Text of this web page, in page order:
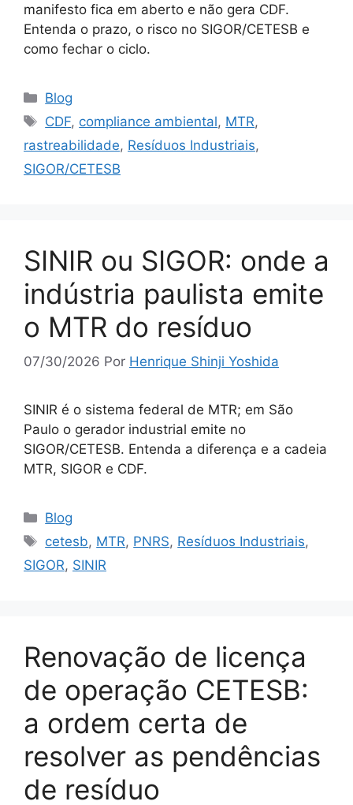
manifesto fica em aberto e não gera CDF.
Entenda o prazo, o risco no SIGOR/CETESB e
como fechar o ciclo.
Blog
CDF, compliance ambiental, MTR,
rastreabilidade, Resíduos Industriais,
SIGOR/CETESB
SINIR ou SIGOR: onde a
indústria paulista emite
o MTR do resíduo
07/30/2026 Por Henrique Shinji Yoshida
SINIR é o sistema federal de MTR; em São
Paulo o gerador industrial emite no
SIGOR/CETESB. Entenda a diferença e a cadeia
MTR, SIGOR e CDF.
Blog
cetesb, MTR, PNRS, Resíduos Industriais,
SIGOR, SINIR
Renovação de licença
de operação CETESB:
a ordem certa de
resolver as pendências
de resíduo